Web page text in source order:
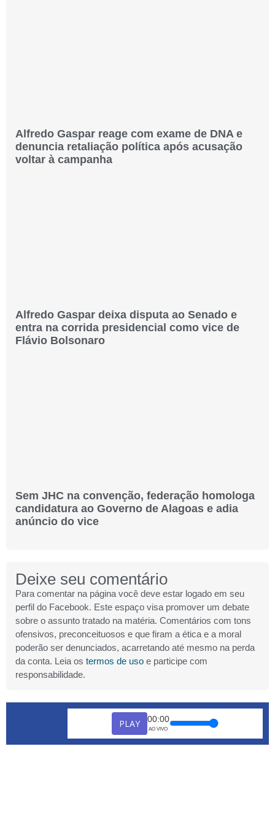
Alfredo Gaspar reage com exame de DNA e
denuncia retaliação política após acusação
voltar à campanha
Alfredo Gaspar deixa disputa ao Senado e
entra na corrida presidencial como vice de
Flávio Bolsonaro
Sem JHC na convenção, federação homologa
candidatura ao Governo de Alagoas e adia
anúncio do vice
Deixe seu comentário
Para comentar na página você deve estar logado em seu
perfil do Facebook. Este espaço visa promover um debate
sobre o assunto tratado na matéria. Comentários com tons
ofensivos, preconceituosos e que firam a ética e a moral
poderão ser denunciados, acarretando até mesmo na perda
da conta. Leia os termos de uso e participe com
responsabilidade.
PLAY 00:00
AO VIVO